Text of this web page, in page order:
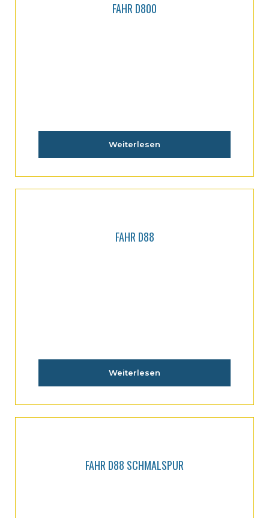
FAHR D800
Weiterlesen
FAHR D88
Weiterlesen
FAHR D88 SCHMALSPUR